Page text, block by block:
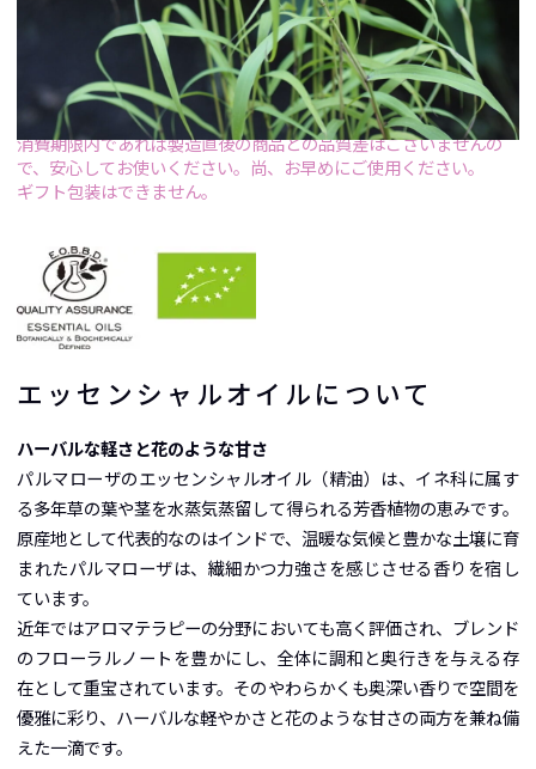
※ 特性成分、栽培抽出地などはロットにより変わる場合があります。
エッセンシャルオイルのロスをなくすために、消費期限が1年未
満、6か月以上のエッセンシャルオイルを【アウトレット】にて割
引価格で販売しております。
消費期限内であれば製造直後の商品との品質差はございませんの
で、安心してお使いください。尚、お早めにご使用ください。
ギフト包装はできません。
エッセンシャルオイルについて
ハーバルな軽さと花のような甘さ
パルマローザのエッセンシャルオイル（精油）は、イネ科に属す
る多年草の葉や茎を水蒸気蒸留して得られる芳香植物の恵みです。
原産地として代表的なのはインドで、温暖な気候と豊かな土壌に育
まれたパルマローザは、繊細かつ力強さを感じさせる香りを宿し
ています。
近年ではアロマテラピーの分野においても高く評価され、ブレンド
のフローラルノートを豊かにし、全体に調和と奥行きを与える存
在として重宝されています。そのやわらかくも奥深い香りで空間を
優雅に彩り、ハーバルな軽やかさと花のような甘さの両方を兼ね備
えた一滴です。